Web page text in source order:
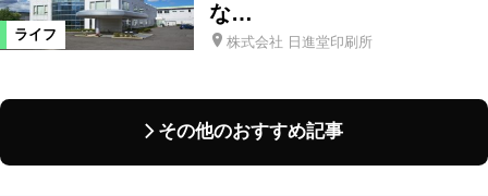
ライフ
な…
株式会社 日進堂印刷所
その他のおすすめ記事